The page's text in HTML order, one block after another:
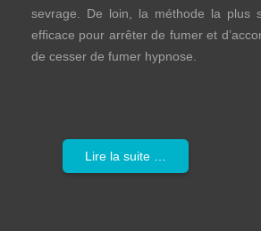
sevrage. De loin, la méthode la plus
efficace pour arrêter de fumer et
de cesser de fumer hypnose.
Lire la suite …